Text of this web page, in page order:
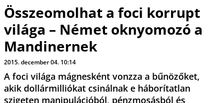
Összeomolhat a foci korrupt
világa – Német oknyomozó a
Mandinernek
2015. december 04. 10:14
A foci világa mágnesként vonzza a bűnözőket,
akik dollármilliókat csinálnak e háborítatlan
szigeten manipulációból, pénzmosásból és